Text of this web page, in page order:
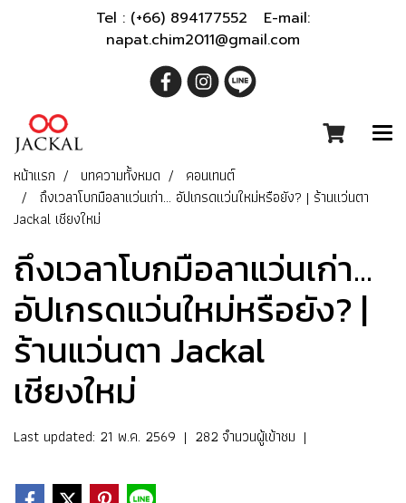
Tel : (+66) 894177552 E-mail:
napat.chim2011@gmail.com
หน้าแรก บทความทั้งหมด
คอนเทนต์
ถึงเวลาโบกมือลาแว่นเก่า... อัปเกรดแว่นใหม่หรือยัง? | ร้านแว่นตา
Jackal เชียงใหม่
ถึงเวลาโบกมือลาแว่นเก่า...
อัปเกรดแว่นใหม่หรือยัง? |
ร้านแว่นตา Jackal
เชียงใหม่
Last updated: 21 พ.ค. 2569 | 282 จำนวนผู้เข้าชม |